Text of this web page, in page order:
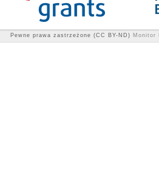
Pewne prawa zastrzeżone (CC BY-ND) Monitor